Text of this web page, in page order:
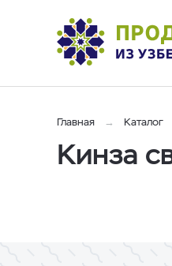
Главная Каталог
Кинза